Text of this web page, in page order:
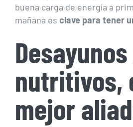
buena carga de energía a
mañana es clave para tener
nutritivos,
mejor